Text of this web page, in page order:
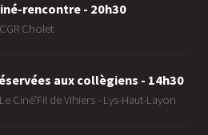
rencontre - 20h30
Cholet
aux collègiens - 14h30
Ciné'Fil de Vihiers - Lys-Haut-Layon